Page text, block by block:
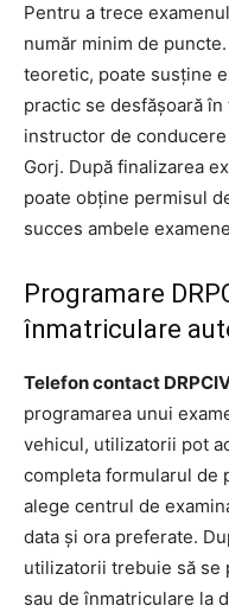
Pentru a trece
număr minim de
teoretic, poate susține
practic se desfășoară
instructor de
Gorj. După finalizarea
poate obține permisul
succes ambele
Programare
înmatriculare
Telefon contact
programarea unui
vehicul, utilizatorii pot
completa formularul de
alege centrul de
data și ora preferate.
utilizatorii trebuie să se
sau de înmatriculare la